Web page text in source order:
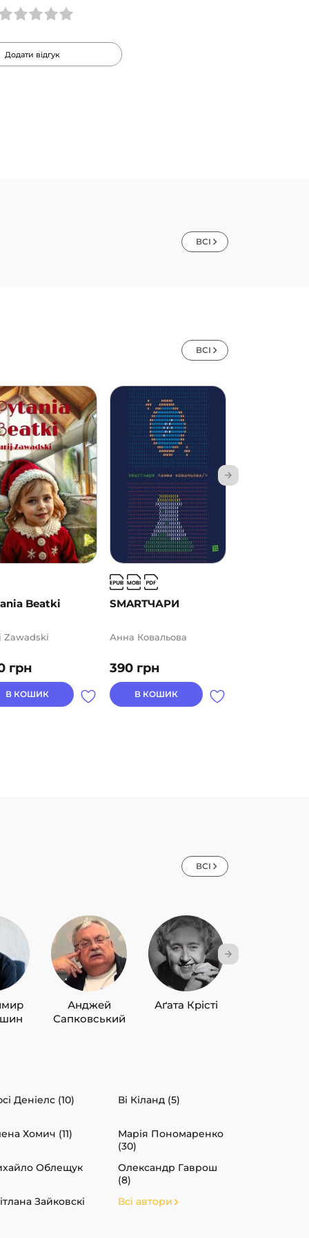
Додати відгук
ВСІ
ВСІ
Beatki
грн
Zawadski
В КОШИК
SMARTЧАРИ
390 грн
Анна Ковальова
В КОШИК
ВСІ
Анджей
Сапковський
Аґата Крісті
Деніелс (10) Ві Кіланд (5)
Хомич (11)
Марія Пономаренко
(30)
Облещук
Олександр Гаврош
(8)
Зайковскі
Всі автори